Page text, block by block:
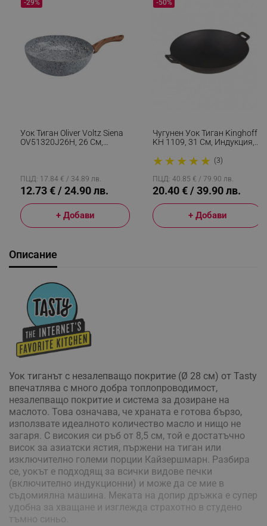
Уок Тиган Oliver Voltz Siena
OV51320J26H, 26 См,
-29%
ПЦД: 17.84 € / 34.89 лв.
12.73 € / 24.90 лв.
+ Добави
Чугунен Уок Тиган Kinghoff
KH 1109, 31 См, Индукция,
★ ★ ★ ★ ★ (3)
-50%
ПЦД: 40.85 € / 79.90 лв.
20.40 € / 39.90 лв.
+ Добави
Описание
Уок тиганът с незалепващо покритие (Ø 28 см) от Tasty
впечатлява с много добра топлопроводимост,
незалепващо покритие и система за дозиране на
маслото. Това означава, че храната е готова бързо,
използвате идеалното количество масло и нищо не
загаря. С високия си ръб от 8,5 см, той е достатъчно
висок за азиатски ястия, пържени на тиган или
изключително големи порции Кайзершмарн. Разбира
се, уокът е подходящ за всички видове печки
(включително индукционни) и може да се мие в
съдомиялна машина. Меката на допир дръжка е супер
удобна за хващане и изглежда страхотно в студено
тъмно синьо.